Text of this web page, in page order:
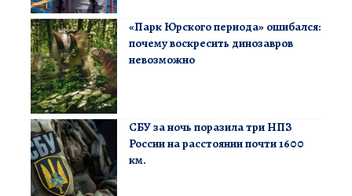
«Парк Юрского периода» ошибался:
почему воскресить динозавров
невозможно
СБУ за ночь поразила три НПЗ
России на расстоянии почти 1600
км.